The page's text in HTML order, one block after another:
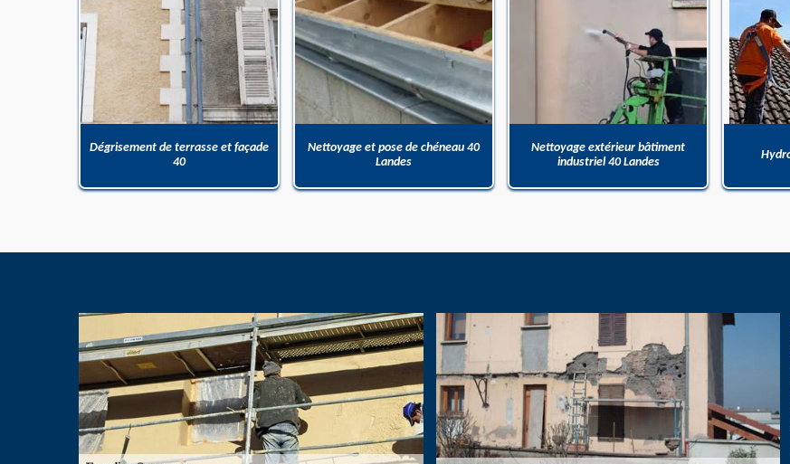
Dégrisement de terrasse et façade
40
Nettoyage et pose de chéneau 40
Landes
Nettoyage extérieur bâtiment
industriel 40 Landes